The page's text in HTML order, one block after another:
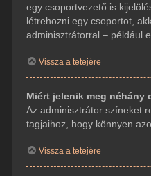
egy csoportvezető is
létrehozni egy csoportot,
adminisztrátorral – például
Vissza a tetejére
Miért jelenik meg néhány
Az adminisztrátor színeket
tagjaihoz, hogy könnyen
Vissza a tetejére